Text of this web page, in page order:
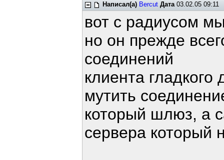
Написал(а) Bercut Дата03.02.05 09:11
вот с радиусом
но он прежде
соединений
клиента
мутить
который шлюз, а
сервера который